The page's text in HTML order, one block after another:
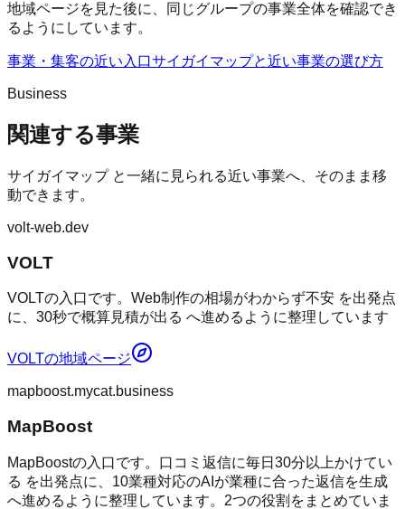
地域ページを見た後に、同じグループの事業全体を確認でき
るようにしています。
事業・集客の近い入口サイガイマップと近い事業の選び方
Business
関連する事業
サイガイマップと一緒に見られる近い事業へ、そのまま移
動できます。
volt-web.dev
VOLT
VOLTの入口です。Web制作の相場がわからず不安 を出発点
に、30秒で概算見積が出る へ進めるように整理しています
VOLTの地域ページ
mapboost.mycat.business
MapBoost
MapBoostの入口です。口コミ返信に毎日30分以上かけてい
る を出発点に、10業種対応のAIが業種に合った返信を生成
へ進めるように整理しています。2つの役割をまとめていま